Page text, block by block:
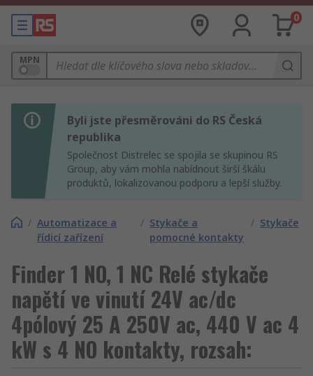
0
MPN
Byli jste přesměrováni do RS Česká
republika
Společnost Distrelec se spojila se skupinou RS
Group, aby vám mohla nabídnout širší škálu
produktů, lokalizovanou podporu a lepší služby.
/ Automatizace a
řídicí zařízení
/ Stykače a
pomocné kontakty
/ Stykače
Finder 1 NO, 1 NC Relé stykače
napětí ve vinutí 24V ac/dc
4pólový 25 A 250V ac, 440 V ac 4
kW s 4 NO kontakty, rozsah: